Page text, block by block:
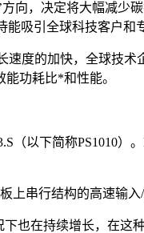
向，决定将大幅减
吸引全球科技客户和
度的加快，全球技
功耗比*和性能。
（以下简称PS1010
板上串行结构的高速
也在持续增长，在这